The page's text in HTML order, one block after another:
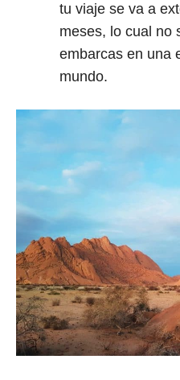
tu viaje se va a
meses, lo cual no
embarcas en una
mundo.